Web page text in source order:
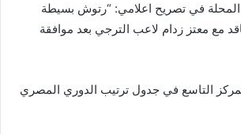
في تصريح اعلامي: “رتوش بسيطة
مع معتز زدام لاعب الترجي بعد موافقة
التاسع في جدول ترتيب الدوري المصري